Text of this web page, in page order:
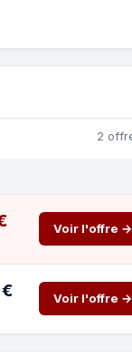
2
Voir l'offre →
Voir l'offre →